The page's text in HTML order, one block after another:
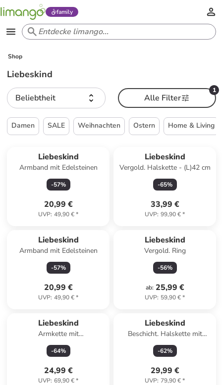
family
Shop
Liebeskind
Beliebtheit
1
Alle Filter
Damen SALE Weihnachten Ostern Home & Living
Liebeskind
Armband mit Edelsteinen
-57%
20,99 €
UVP: 49,90 €*
Liebeskind
Vergold. Halskette - (L)42 cm
-65%
33,99 €
UVP: 99,90 €*
Liebeskind
Armband mit Edelsteinen
-57%
20,99 €
UVP: 49,90 €*
Liebeskind
Vergold. Ring
-56%
ab: 25,99 €
UVP: 59,90 €*
Liebeskind
Armkette mit
Schmuckelementen
-64%
24,99 €
UVP: 69,90 €*
Liebeskind
Beschicht. Halskette mit
Anhänger - (L)45 cm
-62%
29,99 €
UVP: 79,90 €*